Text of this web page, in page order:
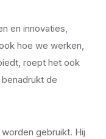
en innovaties,
hoe we werken,
roept het ook
de
gebruikt. Hij